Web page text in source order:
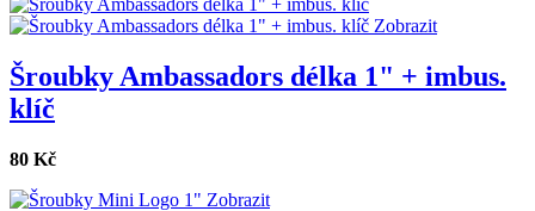
Zobrazit
Šroubky Ambassadors délka 1" + imbus.
klíč
80 Kč
Zobrazit